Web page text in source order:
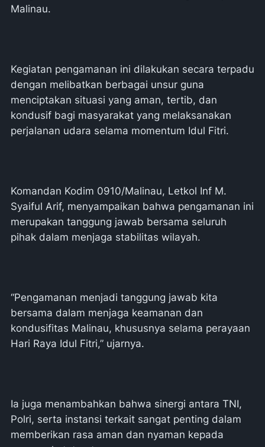
Malinau.
Kegiatan pengamanan ini dilakukan secara terpadu
dengan melibatkan berbagai unsur guna
menciptakan situasi yang aman, tertib, dan
kondusif bagi masyarakat yang melaksanakan
perjalanan udara selama momentum Idul Fitri.
Komandan Kodim 0910/Malinau, Letkol Inf M.
Syaiful Arif, menyampaikan bahwa pengamanan ini
merupakan tanggung jawab bersama seluruh
pihak dalam menjaga stabilitas wilayah.
“Pengamanan menjadi tanggung jawab kita
bersama dalam menjaga keamanan dan
kondusifitas Malinau, khususnya selama perayaan
Hari Raya Idul Fitri,” ujarnya.
Ia juga menambahkan bahwa sinergi antara TNI,
Polri, serta instansi terkait sangat penting dalam
memberikan rasa aman dan nyaman kepada